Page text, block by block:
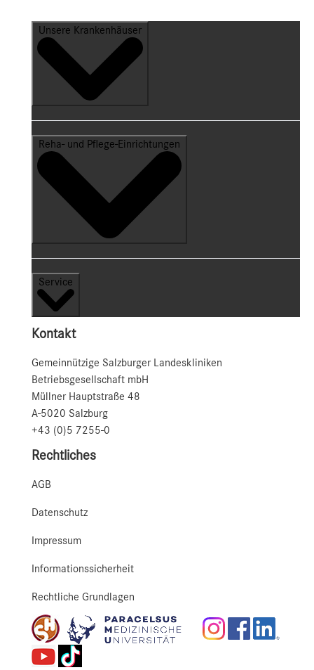
Unsere Krankenhäuser
Reha- und Pflege-Einrichtungen
Service
Kontakt
Gemeinnützige Salzburger Landeskliniken
Betriebsgesellschaft mbH
Müllner Hauptstraße 48
A-5020 Salzburg
+43 (0)5 7255-0
Rechtliches
AGB
Datenschutz
Impressum
Informationssicherheit
Rechtliche Grundlagen